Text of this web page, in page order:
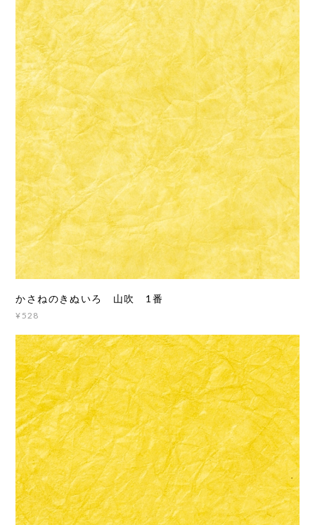
かさねのきぬいろ 山吹 1番
¥528